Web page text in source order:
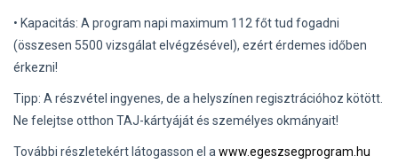
• Kapacitás: A program napi maximum 112 főt tud fogadni
(összesen 5500 vizsgálat elvégzésével), ezért érdemes időben
érkezni!
Tipp: A részvétel ingyenes, de a helyszínen regisztrációhoz kötött.
Ne felejtse otthon TAJ-kártyáját és személyes okmányait!
További részletekért látogasson el a www.egeszsegprogram.hu